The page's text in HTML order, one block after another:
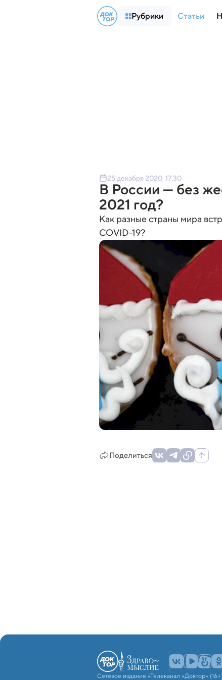
Рубрики Статьи
25 декабря 2020, 17:30
В России — без
2021 год?
Как разные страны мира
COVID-19?
Поделиться
Сетевое издание «Телеканал «Доктор» (16+)